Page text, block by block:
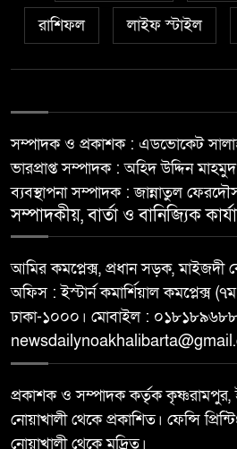
রাশিফল লাইফ স্টাইল
সম্পাদক ও প্রকাশক : এডভোকেট
ভারপ্রাপ্ত সম্পাদক : অহিদ উদ্দিন
ব্যবস্থাপনা সম্পাদক : জান্নাতুল ফেরদৌস
সম্পাদকীয়, বার্তা ও বানিজ্যিক
আমির কমপ্লেক্স, প্রধান সড়ক, মাইজদী
অফিস : ইস্টার্ন কমার্শিয়াল কমপ্লেক্স
ঢাকা-১০০০। মোবাইল :
প্রকাশক ও সম্পাদক কর্তৃক কৃষ্ণরামপুর,
নোয়াখালী থেকে প্রকাশিত। ফেন্সি
নোয়াখালী থেকে মুদ্রিত।